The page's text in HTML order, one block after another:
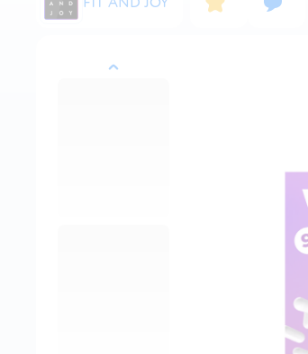
назад